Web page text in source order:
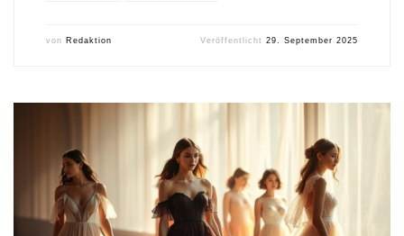
von Redaktion Veröffentlicht29. September 2025